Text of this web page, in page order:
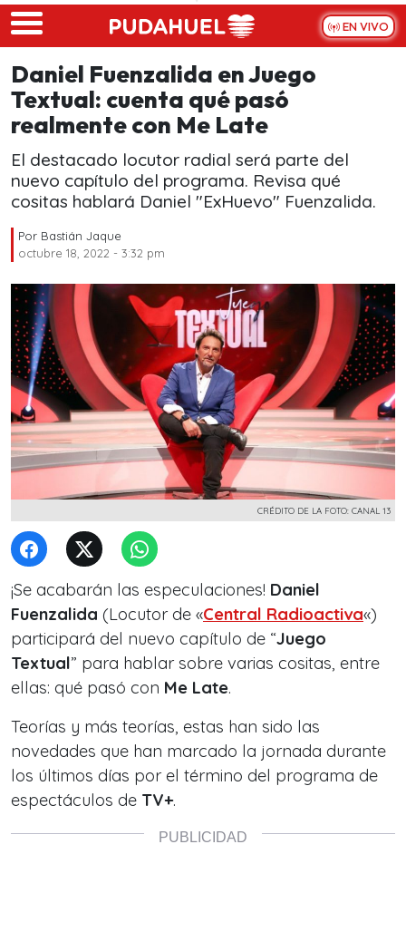
Skip to main content
EN VIVO
Daniel Fuenzalida en Juego
Textual: cuenta qué pasó
realmente con Me Late
El destacado locutor radial será parte del
nuevo capítulo del programa. Revisa qué
cositas hablará Daniel "ExHuevo" Fuenzalida.
Por Bastián Jaque
octubre 18, 2022 - 3:32 pm
CRÉDITO DE LA FOTO: CANAL 13
¡Se acabarán las especulaciones! Daniel
Fuenzalida (Locutor de «Central Radioactiva«)
participará del nuevo capítulo de “Juego
Textual” para hablar sobre varias cositas, entre
ellas: qué pasó con Me Late.
Teorías y más teorías, estas han sido las
novedades que han marcado la jornada durante
los últimos días por el término del programa de
espectáculos de TV+.